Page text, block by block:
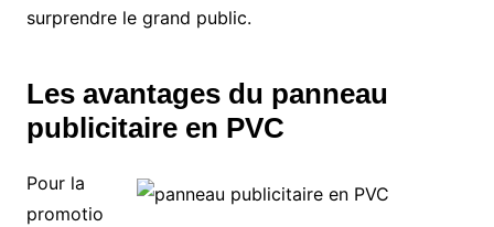
surprendre le grand public.
Les avantages du panneau
publicitaire en PVC
Pour la
promotio